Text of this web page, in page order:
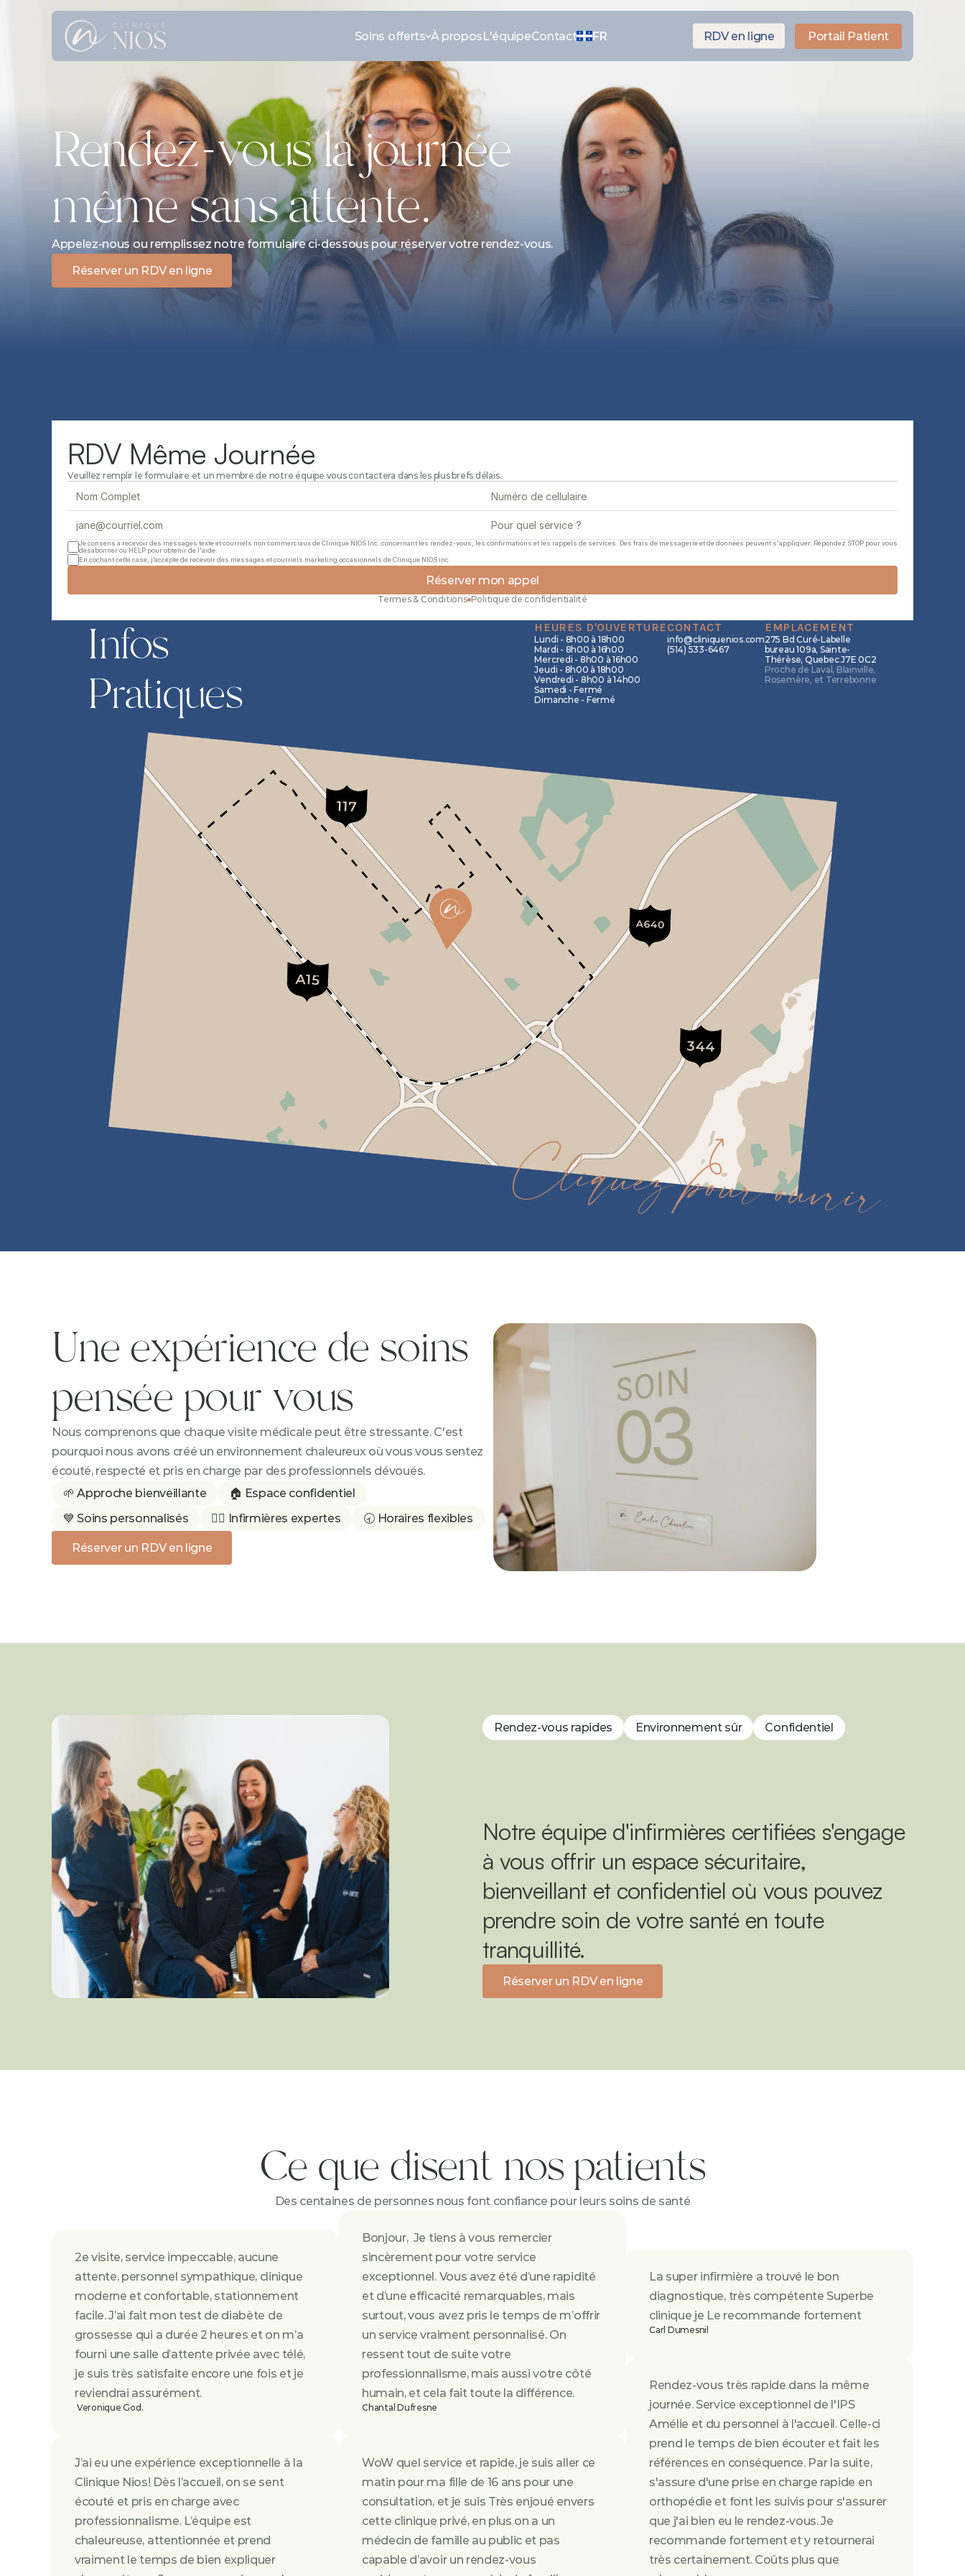
Soins offerts À proposL'équipeContact FR Portail Patient
RDV en ligne
Rendez-vous la journée
même sans attente.
Appelez-nous ou remplissez notre formulaire ci-dessous pour réserver votre rendez-vous.
Réserver un RDV en ligne
RDV Même Journée
Veuillez remplir le formulaire et un membre de notre équipe vous contactera dans les plus brefs délais.
Je consens à recevoir des messages texte et courriels non commerciaux de Clinique NIOS Inc. concernant les rendez-vous, les confirmations et les rappels de services. Des frais de messagerie et de données peuvent s'appliquer. Répondez STOP pour vous
désabonner ou HELP pour obtenir de l'aide.
En cochant cette case, j’accepte de recevoir des messages et courriels marketing occasionnels de Clinique NIOS inc.
Réserver mon appel
Termes & Conditions Politique de confidentialité
Infos
Pratiques
HEURES D'OUVERTURE
Lundi - 8h00 à 18h00
Mardi - 8h00 à 16h00
Mercredi - 8h00 à 16h00
Jeudi - 8h00 à 18h00
Vendredi - 8h00 à 14h00
Samedi - Fermé
Dimanche - Fermé
CONTACT
info@cliniquenios.com
(514) 533-6467
EMPLACEMENT
275 Bd Curé-Labelle
bureau 109a, Sainte-
Thérèse, Quebec J7E 0C2
Proche de Laval, Blainville,
Rosemère, et Terrebonne
Une expérience de soins
pensée pour vous
Nous comprenons que chaque visite médicale peut être stressante. C'est
pourquoi nous avons créé un environnement chaleureux où vous vous sentez
écouté, respecté et pris en charge par des professionnels dévoués.
🌱 Approche bienveillante
🏠 Espace confidentiel
💙 Soins personnalisés
👩‍⚕️ Infirmières expertes 🕣 Horaires flexibles
Réserver un RDV en ligne
Rendez-vous rapides Environnement sûr Confidentiel
Notre équipe d'infirmières certifiées s'engage
à vous offrir un espace sécuritaire,
bienveillant et confidentiel où vous pouvez
prendre soin de votre santé en toute
tranquillité.
Réserver un RDV en ligne
Ce que disent nos patients
Des centaines de personnes nous font confiance pour leurs soins de santé
2e visite, service impeccable, aucune
attente, personnel sympathique, clinique
moderne et confortable, stationnement
facile. J’ai fait mon test de diabète de
grossesse qui a durée 2 heures et on m’a
fourni une salle d’attente privée avec télé,
je suis très satisfaite encore une fois et je
reviendrai assurément.
Veronique God.
J’ai eu une expérience exceptionnelle à la
Clinique Nios! Dès l’accueil, on se sent
écouté et pris en charge avec
professionnalisme. L’équipe est
chaleureuse, attentionnée et prend
vraiment le temps de bien expliquer
Bonjour,  Je tiens à vous remercier
sincèrement pour votre service
exceptionnel. Vous avez été d’une rapidité
et d’une efficacité remarquables, mais
surtout, vous avez pris le temps de m’offrir
un service vraiment personnalisé. On
ressent tout de suite votre
professionnalisme, mais aussi votre côté
humain, et cela fait toute la différence.
Chantal Dufresne
WoW quel service et rapide, je suis aller ce
matin pour ma fille de 16 ans pour une
consultation, et je suis Très enjoué envers
cette clinique privé, en plus on a un
médecin de famille au public et pas
capable d’avoir un rendez-vous
La super infirmière a trouvé le bon
diagnostique, très compétente Superbe
clinique je Le recommande fortement
Carl Dumesnil
Rendez-vous très rapide dans la même
journée. Service exceptionnel de l'IPS
Amélie et du personnel à l'accueil. Celle-ci
prend le temps de bien écouter et fait les
références en conséquence. Par la suite,
s'assure d'une prise en charge rapide en
orthopédie et font les suivis pour s'assurer
que j'ai bien eu le rendez-vous. Je
recommande fortement et y retournerai
très certainement. Coûts plus que